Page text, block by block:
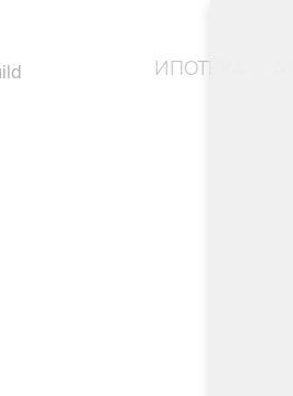
ИПОТЕКА